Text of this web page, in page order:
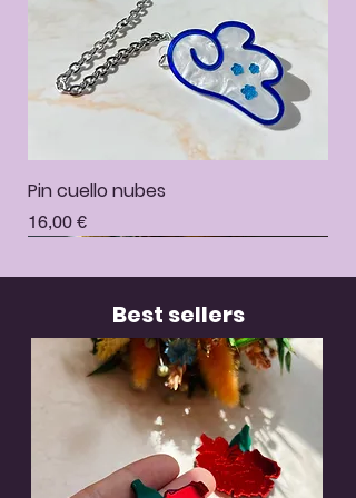
Pin cuello nubes
Precio
16,00 €
Best sellers